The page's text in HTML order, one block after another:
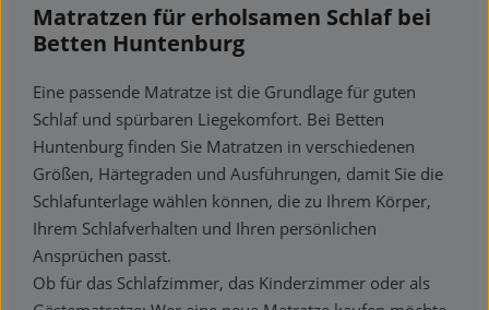
Matratzen für erholsamen Schlaf bei
Betten Huntenburg
Eine passende Matratze ist die Grundlage für guten
Schlaf und spürbaren Liegekomfort. Bei Betten
Huntenburg finden Sie Matratzen in verschiedenen
Größen, Härtegraden und Ausführungen, damit Sie die
Schlafunterlage wählen können, die zu Ihrem Körper,
Ihrem Schlafverhalten und Ihren persönlichen
Ansprüchen passt.
Ob für das Schlafzimmer, das Kinderzimmer oder als